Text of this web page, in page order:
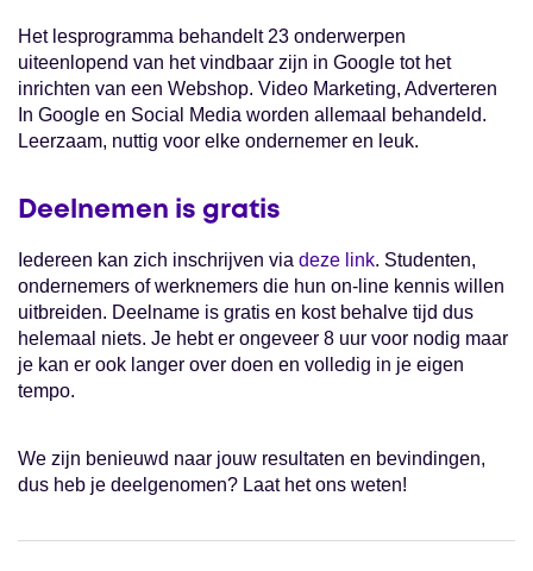
Het lesprogramma behandelt 23 onderwerpen
uiteenlopend van het vindbaar zijn in Google tot het
inrichten van een Webshop. Video Marketing, Adverteren
In Google en Social Media worden allemaal behandeld.
Leerzaam, nuttig voor elke ondernemer en leuk.
Deelnemen is gratis
Iedereen kan zich inschrijven via deze link. Studenten,
ondernemers of werknemers die hun on-line kennis willen
uitbreiden. Deelname is gratis en kost behalve tijd dus
helemaal niets. Je hebt er ongeveer 8 uur voor nodig maar
je kan er ook langer over doen en volledig in je eigen
tempo.
We zijn benieuwd naar jouw resultaten en bevindingen,
dus heb je deelgenomen? Laat het ons weten!